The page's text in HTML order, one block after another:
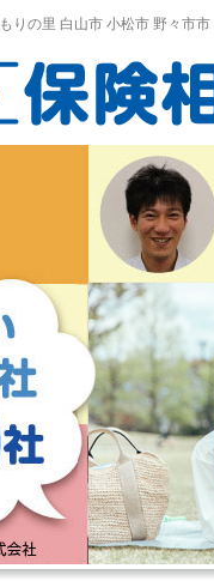
もりの里 白山市 小松市 野々市市